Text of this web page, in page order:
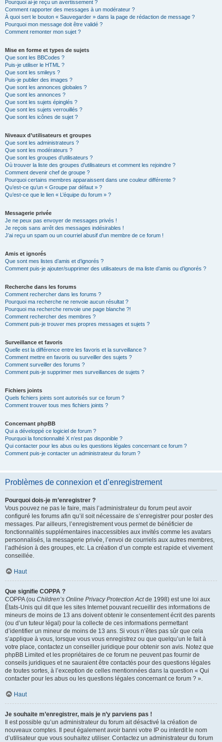
Pourquoi ai-je reçu un avertissement ?
Comment rapporter des messages à un modérateur ?
À quoi sert le bouton « Sauvegarder » dans la page de rédaction de message ?
Pourquoi mon message doit être validé ?
Comment remonter mon sujet ?
Mise en forme et types de sujets
Que sont les BBCodes ?
Puis-je utiliser le HTML ?
Que sont les smileys ?
Puis-je publier des images ?
Que sont les annonces globales ?
Que sont les annonces ?
Que sont les sujets épinglés ?
Que sont les sujets verrouillés ?
Que sont les icônes de sujet ?
Niveaux d’utilisateurs et groupes
Que sont les administrateurs ?
Que sont les modérateurs ?
Que sont les groupes d’utilisateurs ?
Où trouver la liste des groupes d’utilisateurs et comment les rejoindre ?
Comment devenir chef de groupe ?
Pourquoi certains membres apparaissent dans une couleur différente ?
Qu’est-ce qu’un « Groupe par défaut » ?
Qu’est-ce que le lien « L’équipe du forum » ?
Messagerie privée
Je ne peux pas envoyer de messages privés !
Je reçois sans arrêt des messages indésirables !
J’ai reçu un spam ou un courriel abusif d’un membre de ce forum !
Amis et ignorés
Que sont mes listes d’amis et d’ignorés ?
Comment puis-je ajouter/supprimer des utilisateurs de ma liste d’amis ou d’ignorés ?
Recherche dans les forums
Comment rechercher dans les forums ?
Pourquoi ma recherche ne renvoie aucun résultat ?
Pourquoi ma recherche renvoie une page blanche ?!
Comment rechercher des membres ?
Comment puis-je trouver mes propres messages et sujets ?
Surveillance et favoris
Quelle est la différence entre les favoris et la surveillance ?
Comment mettre en favoris ou surveiller des sujets ?
Comment surveiller des forums ?
Comment puis-je supprimer mes surveillances de sujets ?
Fichiers joints
Quels fichiers joints sont autorisés sur ce forum ?
Comment trouver tous mes fichiers joints ?
Concernant phpBB
Qui a développé ce logiciel de forum ?
Pourquoi la fonctionnalité X n’est pas disponible ?
Qui contacter pour les abus ou les questions légales concernant ce forum ?
Comment puis-je contacter un administrateur du forum ?
Problèmes de connexion et d’enregistrement
Pourquoi dois-je m’enregistrer ?
Vous pouvez ne pas le faire, mais l’administrateur du forum peut avoir
configuré les forums afin qu’il soit nécessaire de s’enregistrer pour poster des
messages. Par ailleurs, l’enregistrement vous permet de bénéficier de
fonctionnalités supplémentaires inaccessibles aux invités comme les avatars
personnalisés, la messagerie privée, l’envoi de courriels aux autres membres,
l’adhésion à des groupes, etc. La création d’un compte est rapide et vivement
conseillée.
Haut
Que signifie COPPA ?
COPPA (ou Children’s Online Privacy Protection Actde 1998) est une loi aux
États-Unis qui dit que les sites Internet pouvant recueillir des informations de
mineurs de moins de 13 ans doivent obtenir le consentement écrit des parents
(ou d’un tuteur légal) pour la collecte de ces informations permettant
d’identifier un mineur de moins de 13 ans. Si vous n’êtes pas sûr que cela
s’applique à vous, lorsque vous vous enregistrez ou que quelqu’un le fait à
votre place, contactez un conseiller juridique pour obtenir son avis. Notez que
phpBB Limited et les propriétaires de ce forum ne peuvent pas fournir de
conseils juridiques et ne sauraient être contactés pour des questions légales
de toutes sortes, à l’exception de celles mentionnées dans la question « Qui
contacter pour les abus ou les questions légales concernant ce forum ? ».
Haut
Je souhaite m’enregistrer, mais je n’y parviens pas !
Il est possible qu’un administrateur du forum ait désactivé la création de
nouveaux comptes. Il peut également avoir banni votre IP ou interdit le nom
d’utilisateur que vous souhaitez utiliser. Contactez un administrateur du forum